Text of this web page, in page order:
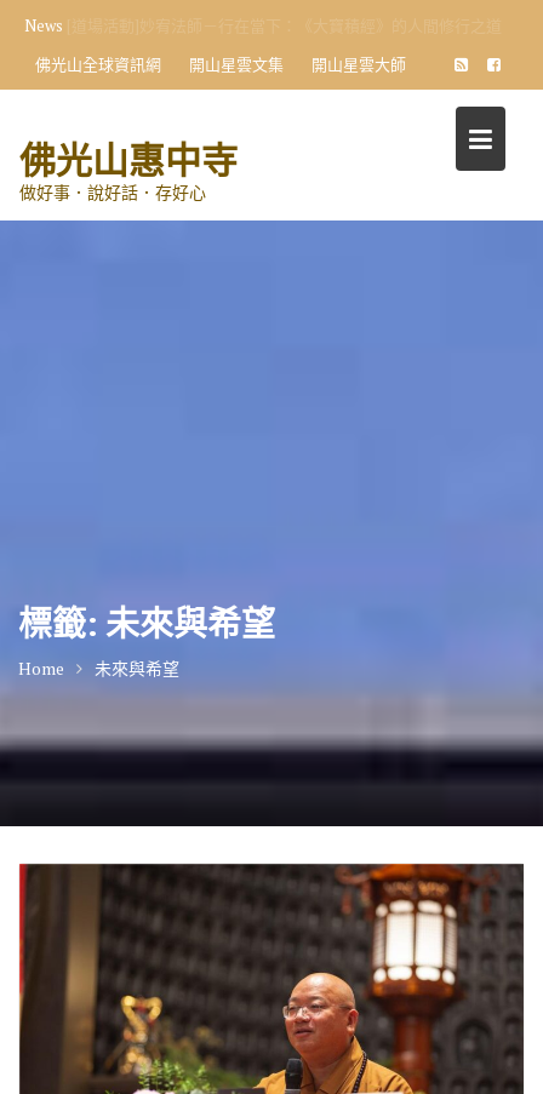
content
News
惠中寺佛光寶寶暨佛光兒童 信仰傳承喜成觀音菩薩契子女
佛光山全球資訊網
開山星雲文集 開山星雲大師
佛光山惠中寺
做好事．說好話．存好心
標籤: 未來與希望
Home 未來與希望